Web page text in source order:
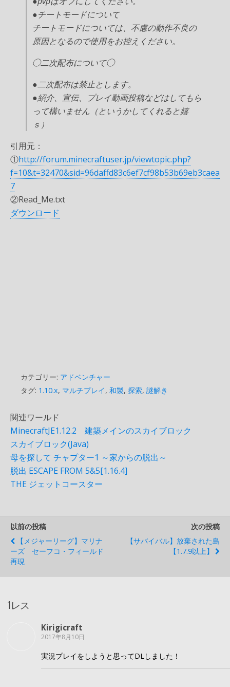
●チートモードについて
チートモードについては、不慮の動作不良の
原因となるので使用をお控えください。
◯二次配布について◯
●二次配布は禁止とします。
●紹介、宣伝、プレイ動画投稿などはしてもら
って構いません（というかしてくれると嬉
ｓ）
引用元：
①http://forum.minecraftuser.jp/viewtopic.php?
f=10&t=32470&sid=96daffd83c6ef7cf98b53b69eb3caea
7
②Read_Me.txt
ダウンロード
カテゴリー: アドベンチャー
タグ: 1.10.x, マルチプレイ, 和製, 探索, 謎解き
関連ワールド
MinecraftJE1.12.2 建築メインのスカイブロック
スカイブロック(Java)
母を探して チャプター1 ～家からの脱出～
脱出 ESCAPE FROM 5&5[1.16.4]
THE ジェットコースター
以前の投稿
【メジャーリーグ】マリナ
ーズ セーフコ・フィールド
再現
次の投稿
【サバイバル】放棄された島
【1.7.9以上】
1レス
Kirigicraft
2017年8月10日
実況プレイをしようと思ってDLしました！